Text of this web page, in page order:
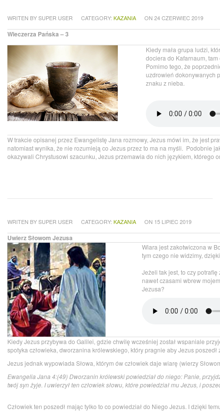
WRITEN BY SUPER USER CATEGORY: KAZANIA ON 24 CZERWIEC 2019
Wieczerza Pańska – 3
Kiedy mała grupa ludzi,
dociera do Kafarnaum,
Pomimo tego, że
uzdrowień dokonywanych
znaku z nieba.
W trakcie opisanej przez Ewangelistę Jana rozmowy, Jezus mówi im, że jest
natomiast wynika, że nie rozumieją co Jezus przez to ma na myśli. Podobnie
okazywali Chrystusowi szacunku, Jezus przemawia do nich językiem,
WRITEN BY SUPER USER CATEGORY: KAZANIA ON 15 LIPIEC 2019
Uwierz Słowom Jezusa
Wiara jest zakotwiczona w
tym czego nie widzimy,
Jeżeli tak jest, to czy
nawet czasami wbrew
Jezusa?
Kiedy Jezus przybywa do Galilei, gdzie chwilę wcześniej został wspaniale
spotyka człowieka, dworzanina królewskiego, który pragnie aby Jezus poszedł
Jezus jednak wypowiada Słowa, którym ów człowiek daje wiarę (wierzy
Ewangelia Jana 4:(49) Dworzanin królewski powiedział do niego: Panie,
twój syn żyje. I uwierzył ten człowiek słowu, które powiedział mu Jezus, i
Człowiek ten poszedł mając tylko to co powiedział do Niego Jezus. I dzięki